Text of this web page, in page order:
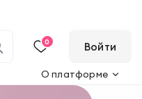
0 Войти
О платформе